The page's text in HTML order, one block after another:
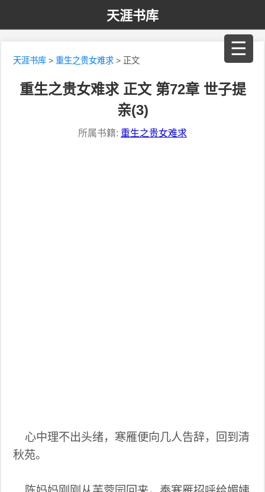
天涯书库
☰
天涯书库 >重生之贵女难求 > 正文
重生之贵女难求 正文 第72章 世子提
亲(3)
所属书籍: 重生之贵女难求
心中理不出头绪，寒雁便向几人告辞，回到清
秋苑。